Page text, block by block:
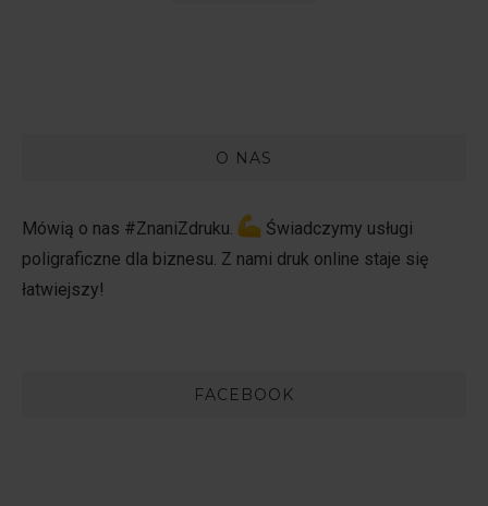
O NAS
Mówią o nas #ZnaniZdruku.
Świadczymy usługi
poligraficzne dla biznesu. Z nami druk online staje się
łatwiejszy!
FACEBOOK